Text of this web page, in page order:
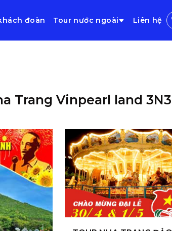
đoàn Tour nước ngoài Liên hệ
Trang Vinpearl land